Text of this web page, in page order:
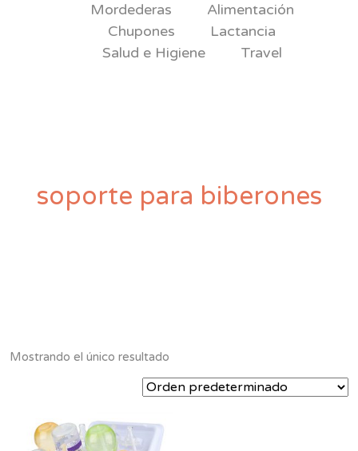
Mordederas
Alimentación
Chupones
Lactancia
Salud e Higiene
Travel
soporte para biberones
Mostrando el único resultado